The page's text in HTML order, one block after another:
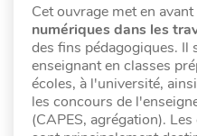
Cet ouvrage met en avant
numériques dans les
des fins pédagogiques. Il
enseignant en classes
écoles, à l'université,
les concours de
(CAPES, agrégation).